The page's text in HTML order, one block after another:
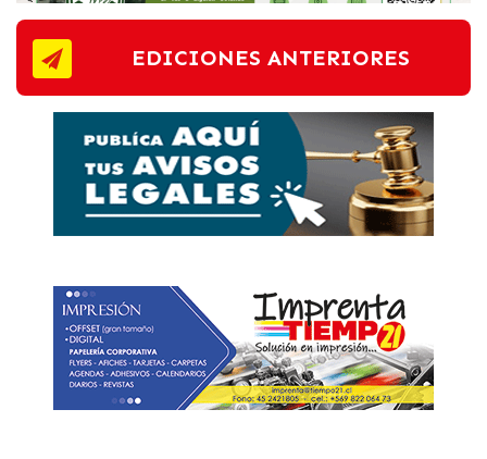
EDICIONES ANTERIORES